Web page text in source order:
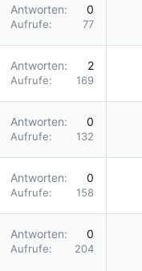
Antworten 0
Aufrufe 77
Antworten 2
Aufrufe 169
Antworten 0
Aufrufe 132
Antworten 0
Aufrufe 158
Antworten 0
Aufrufe 204